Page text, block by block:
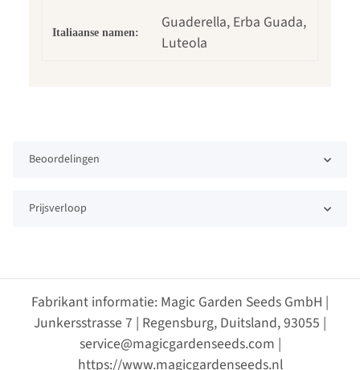
Italiaanse namen:
Guaderella, Erba Guada,
Luteola
Beoordelingen
Prijsverloop
Fabrikant informatie: Magic Garden Seeds GmbH |
Junkersstrasse 7 | Regensburg, Duitsland, 93055 |
service@magicgardenseeds.com |
https://www.magicgardenseeds.nl